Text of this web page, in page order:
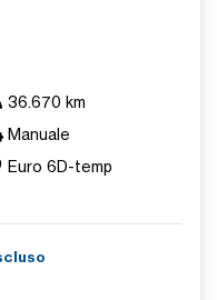
36.670 km
Manuale
Euro 6D-temp